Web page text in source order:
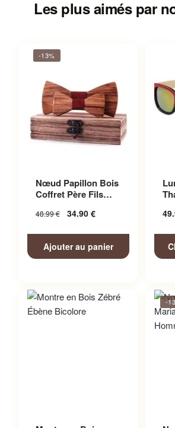
Les plus aimés par
-13%
Nœud Papillon Bois
Coffret Père Fils
48.99€ 34.90 €
Ajouter au panier
-